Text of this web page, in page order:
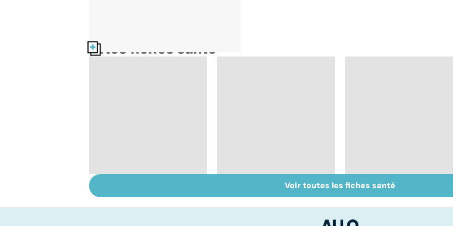
Nos fiches santé
crises de sommeil
Algie vasculaire de la
face : une douleur
Maladie de
Huntington : une
Voir toutes les fiches santé